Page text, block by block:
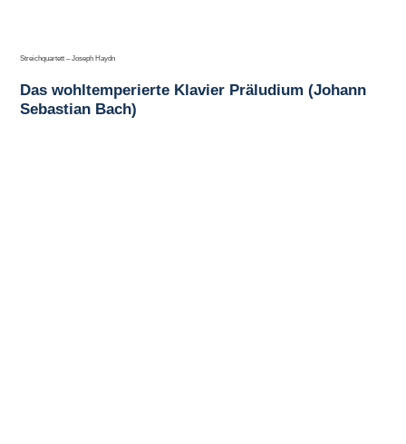
Streichquartett – Joseph Haydn
Das wohltemperierte Klavier Präludium (Johann
Sebastian Bach)